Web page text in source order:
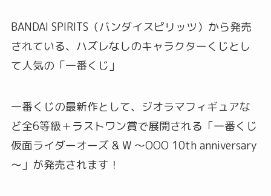
BANDAI SPIRITS（バンダイスピリッツ）から発売
されている、ハズレなしのキャラクターくじとし
て人気の「一番くじ」
一番くじの最新作として、ジオラマフィギュアな
ど全6等級＋ラストワン賞で展開される「一番くじ
仮面ライダーオーズ & W ～OOO 10th anniversary
～」が発売されます！